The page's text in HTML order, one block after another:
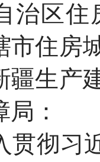
治区住
市住房
疆生产
：
贯彻习